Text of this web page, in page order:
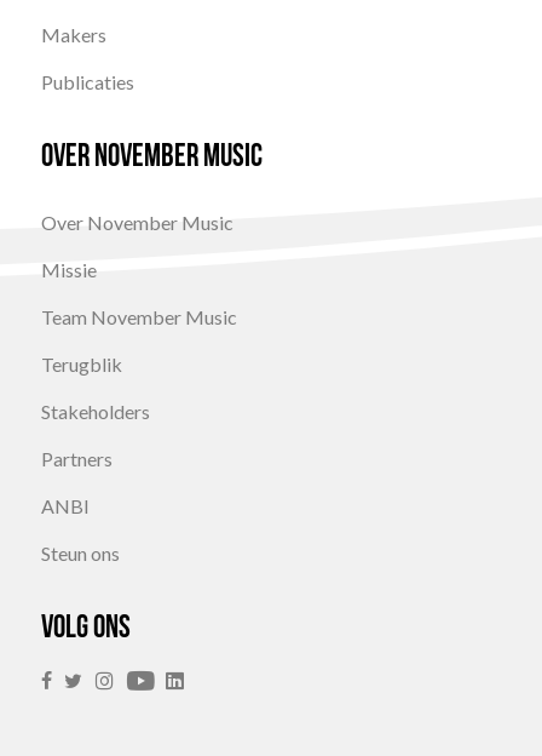
Makers
Publicaties
Over November Music
Over November Music
Missie
Team November Music
Terugblik
Stakeholders
Partners
ANBI
Steun ons
Volg ons